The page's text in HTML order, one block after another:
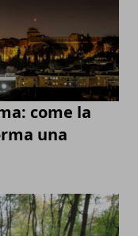
come la
una